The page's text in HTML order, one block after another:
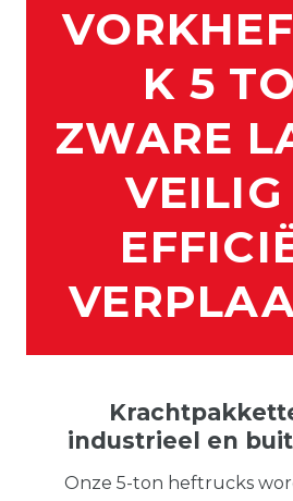
K 5
ZWARE
VEILIG
industrieel en
Onze 5-ton heftrucks